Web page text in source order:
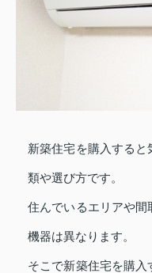
新築住宅を購入する
類や選び方です。
住んでいるエリアや
機器は異なります。
そこで新築住宅を購